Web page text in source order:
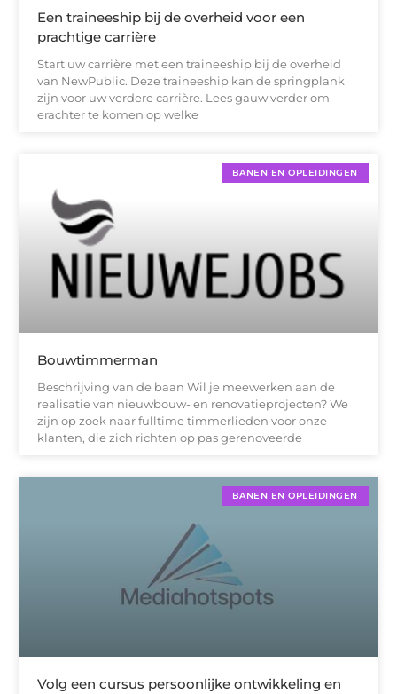
Een traineeship bij de overheid voor een
prachtige carrière
Start uw carrière met een traineeship bij de overheid
van NewPublic. Deze traineeship kan de springplank
zijn voor uw verdere carrière. Lees gauw verder om
erachter te komen op welke
BANEN EN OPLEIDINGEN
Bouwtimmerman
Beschrijving van de baan Wil je meewerken aan de
realisatie van nieuwbouw- en renovatieprojecten? We
zijn op zoek naar fulltime timmerlieden voor onze
klanten, die zich richten op pas gerenoveerde
BANEN EN OPLEIDINGEN
Volg een cursus persoonlijke ontwikkeling en